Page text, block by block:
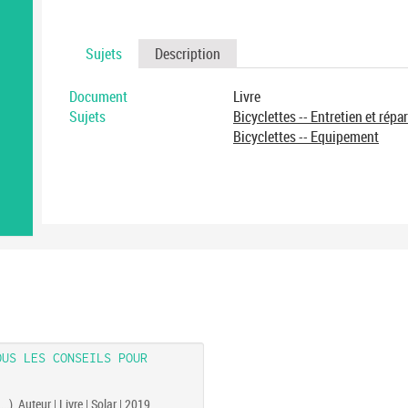
Sujets Description
Document
Livre
Sujets
Bicyclettes -- Entretien et
Bicyclettes -- Equipement
LES CONSEILS POUR
Auteur | Livre | Solar | 2019